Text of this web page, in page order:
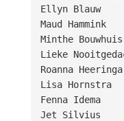
Ellyn Blauw
Maud Hammink
Minthe Bouwhuis
Lieke
Roanna Heeringa
Lisa Hornstra
Fenna Idema
Jet Silvius